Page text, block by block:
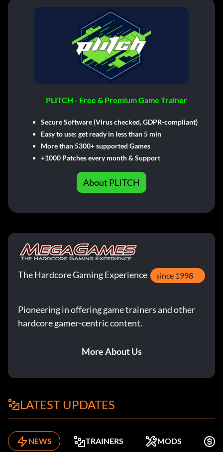
PLITCH - Free & Premium Game Trainer
Secure Software (Virus checked, GDPR-compliant)
Easy to use: get ready in less than 5 min
More than 5300+ supported Games
+1000 Patches every month & Support
About PLITCH
The Hardcore Gaming Experience since 1998
Pioneering in offering game trainers and other
hardcore gamer-centric content.
More About Us
LATEST UPDATES
NEWS TRAINERS MODS